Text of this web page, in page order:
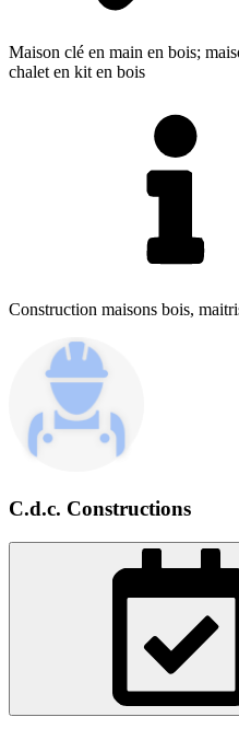
Maison clé en main en bois;
chalet en kit en bois
Construction maisons bois,
C.d.c. Constructions